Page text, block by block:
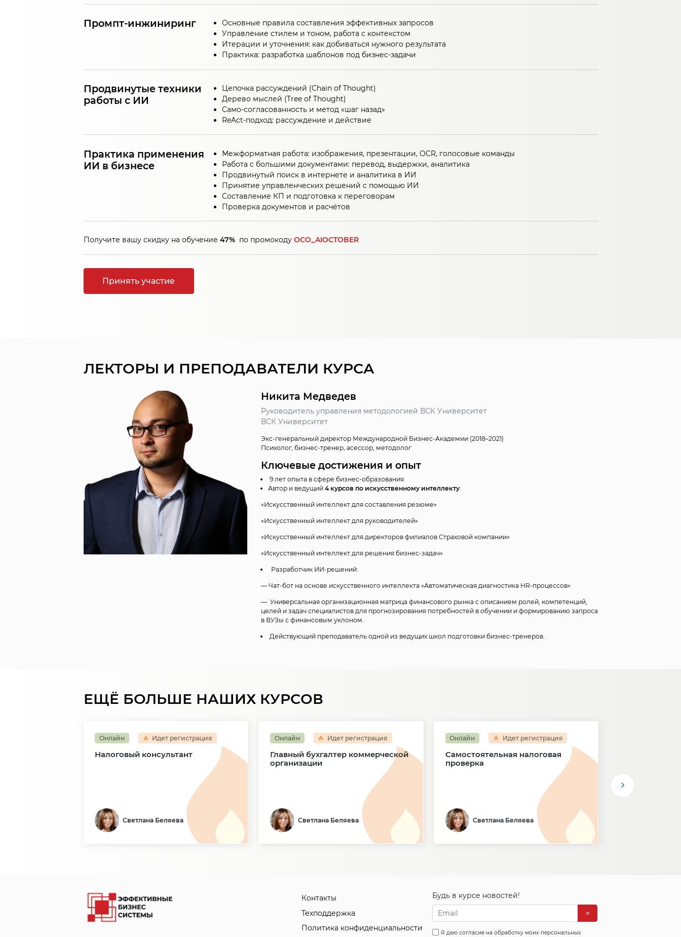
Промпт-инжиниринг
Основные правила составления эффективных запросов
Управление стилем и тоном, работа с контекстом
Итерации и уточнения: как добиваться нужного результата
Практика: разработка шаблонов под бизнес-задачи
Продвинутые техники
работы с ИИ
Цепочка рассуждений (Chain of Thought)
Дерево мыслей (Tree of Thought)
Само-согласованность и метод «шаг назад»
ReAct-подход: рассуждение и действие
Практика применения
ИИ в бизнесе
Межформатная работа: изображения, презентации, OCR, голосовые команды
Работа с большими документами: перевод, выдержки, аналитика
Продвинутый поиск в интернете и аналитика в ИИ
Принятие управленческих решений с помощью ИИ
Составление КП и подготовка к переговорам
Проверка документов и расчётов
Получите вашу скидку на обучение 47% по промокоду OCO_AIOCTOBER
Принять участие
ЛЕКТОРЫ И ПРЕПОДАВАТЕЛИ КУРСА
Никита Медведев
Руководитель управления методологией ВСК Университет
ВСК Университет
Экс-генеральный директор Международной Бизнес-Академии (2018–2021)
Психолог, бизнес-тренер, асессор, методолог
Ключевые достижения и опыт
9 лет опыта в сфере бизнес-образования
Автор и ведущий4 курсов по искусственному интеллекту:
«Искусственный интеллект для составления резюме»
«Искусственный интеллект для руководителей»
«Искусственный интеллект для директоров филиалов Страховой компании»
«Искусственный интеллект для решения бизнес-задач»
Разработчик ИИ-решений:
— Чат-бот на основе искусственного интеллекта «Автоматическая диагностика HR-процессов»
— Универсальная организационная матрица финансового рынка с описанием ролей, компетенций,
целей и задач специалистов для прогнозирования потребностей в обучении и формированию запроса
в ВУЗы с финансовым уклоном.
Действующий преподаватель одной из ведущих школ подготовки бизнес-тренеров.
ЕЩЁ БОЛЬШЕ НАШИХ КУРСОВ
Онлайн Идет регистрация
Налоговый консультант
Светлана Беляева
Онлайн Идет регистрация
Главный бухгалтер коммерческой
организации
Светлана Беляева
Онлайн Идет регистрация
Самостоятельная налоговая
проверка
Светлана Беляева
Контакты
Техподдержка
Политика конфиденциальности
Будь в курсе новостей!
>
Я даю согласие на обработку моих персональных